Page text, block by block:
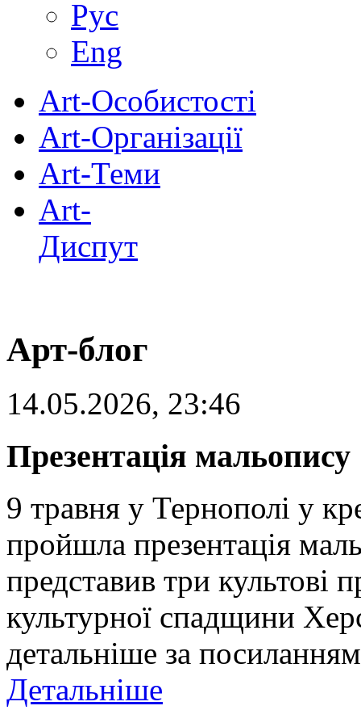
Рус
Eng
Art-Особистості
Art-Організації
Art-Теми
Art-
Диспут
Арт-блог
14.05.2026, 23:46
Презентація
9 травня у Тернополі у
пройшла презентація
представив три культові
культурної спадщини
детальніше за
Детальніше